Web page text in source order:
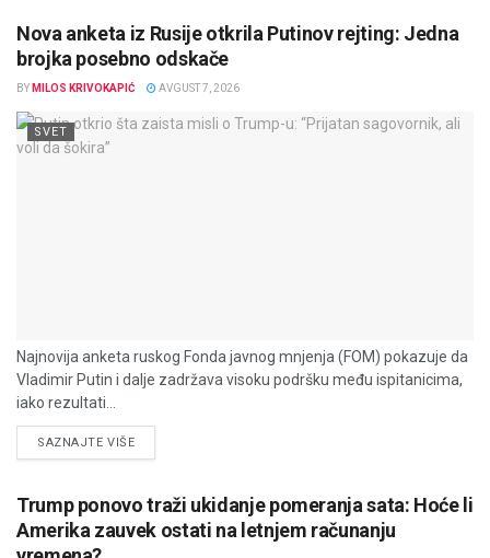
Nova anketa iz Rusije otkrila Putinov rejting: Jedna
brojka posebno odskače
BY MILOS KRIVOKAPIĆ AVGUST 7, 2026
SVET
Najnovija anketa ruskog Fonda javnog mnjenja (FOM) pokazuje da
Vladimir Putin i dalje zadržava visoku podršku među ispitanicima,
iako rezultati...
SAZNAJTE VIŠEDETAILS
Trump ponovo traži ukidanje pomeranja sata: Hoće li
Amerika zauvek ostati na letnjem računanju